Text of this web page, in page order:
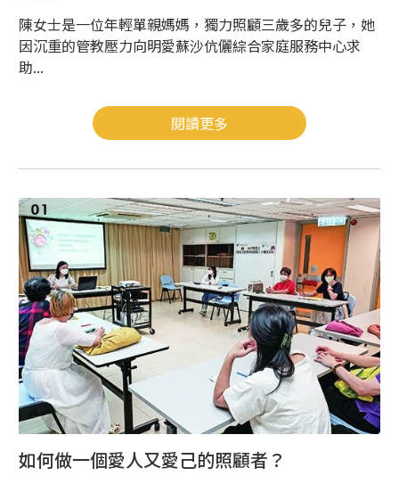
陳女士是一位年輕單親媽媽，獨力照顧三歲多的兒子，她
因沉重的管教壓力向明愛蘇沙伉儷綜合家庭服務中心求
助...
閱讀更多
如何做一個愛人又愛己的照顧者？